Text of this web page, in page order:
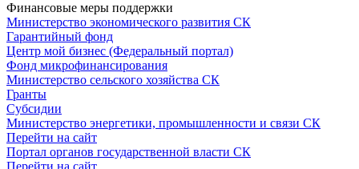
Финансовые меры поддержки
Министерство экономического развития СК
Гарантийный фонд
Центр мой бизнес (Федеральный портал)
Фонд микрофинансирования
Министерство сельского хозяйства СК
Гранты
Субсидии
Министерство энергетики, промышленности и связи СК
Перейти на сайт
Портал органов государственной власти СК
Перейти на сайт